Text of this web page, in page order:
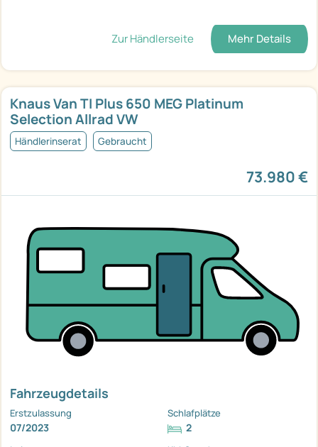
Zur Händlerseite Mehr Details
Knaus Van TI Plus 650 MEG Platinum
Selection Allrad VW
Händlerinserat Gebraucht
73.980 €
Fahrzeugdetails
Erstzulassung
07/2023
Schlafplätze
2